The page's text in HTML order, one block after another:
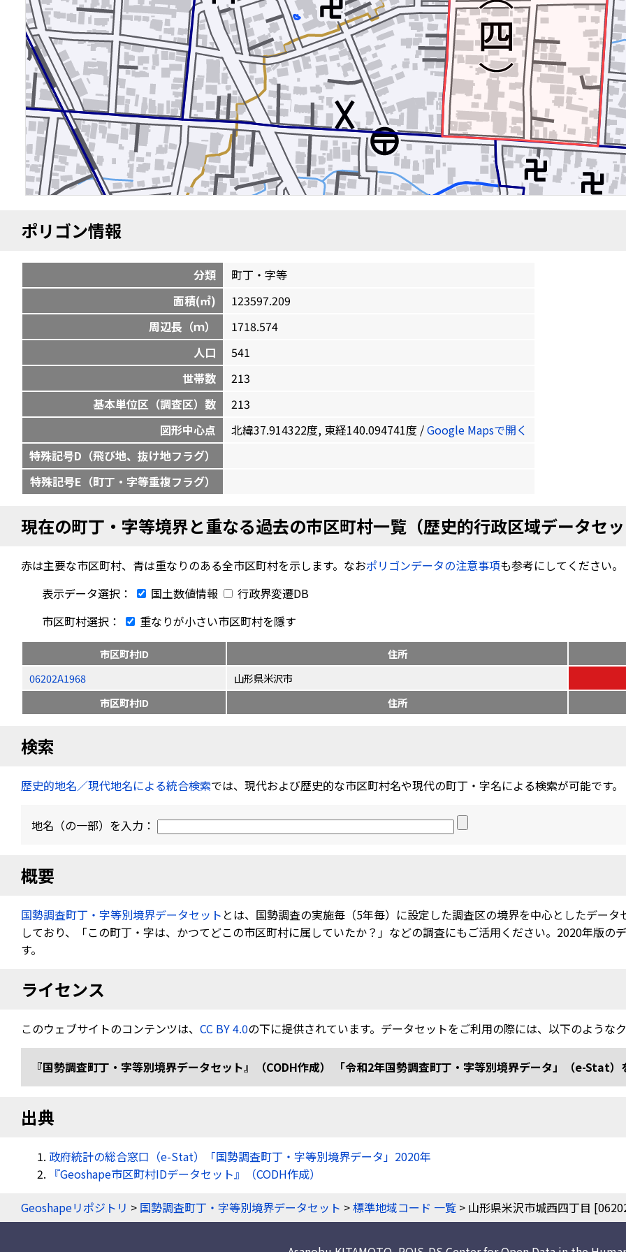
ポリゴン情報
分類
町丁・字等
面積(㎡)
123597.209
周辺長（ｍ）
1718.574
人口
541
世帯数
213
基本単位区（調査区）数
213
図形中心点
北緯37.914322度, 東経140.094741度 /Google Mapsで開く
特殊記号D（飛び地、抜け地フラグ）
特殊記号E（町丁・字等重複フラグ）
現在の町丁・字等境界と重なる過去の市区町村一覧（歴史的行政区域データセ
赤は主要な市区町村、青は重なりのある全市区町村を示します。なおポリゴンデータの注意事項も参考にしてください。
表示データ選択：
国土数値情報
行政界変遷DB
市区町村選択：
重なりが小さい市区町村を隱す
市区町村ID
住所
06202A1968
山形県米沢市
市区町村ID
住所
検索
歴史的地名／現代地名による統合検索では、現代および歴史的な市区町村名や現代の町丁・字名による検索が可能です。
地名（の一部）を入力：
概要
国勢調査町丁・字等別境界データセット とは、国勢調査の実施毎（5年毎）に設定した調査区の境界を中心としたデータ
しており、「この町丁・字は、かつてどこの市区町村に属していたか？」などの調査にもご活用ください。2020年版
す。
ライセンス
このウェブサイトのコンテンツは、 CC BY 4.0の下に提供されています。データセットをご利用の際には、以下のような
『国勢調査町丁・字等別境界データセット』（CODH作成） 「令和2年国勢調査町丁・字等別境界データ」（e-Stat
出典
政府統計の総合窓口（e-Stat）「国勢調査町丁・字等別境界データ」2020年
『Geoshape市区町村IDデータセット』（CODH作成）
Geoshapeリポジトリ > 国勢調査町丁・字等別境界データセット >標準地域コード 一覧 > 山形県米沢市城西四丁目